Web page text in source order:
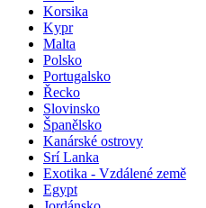
Korsika
Kypr
Malta
Polsko
Portugalsko
Řecko
Slovinsko
Španělsko
Kanárské ostrovy
Srí Lanka
Exotika - Vzdálené země
Egypt